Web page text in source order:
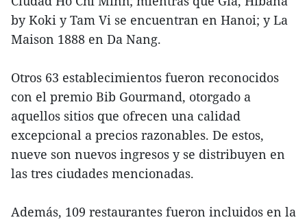
by Koki y Tam Vi se encuentran en Hanoi; y La
Maison 1888 en Da Nang.
Otros 63 establecimientos fueron reconocidos
con el premio Bib Gourmand, otorgado a
aquellos sitios que ofrecen una calidad
excepcional a precios razonables. De estos,
nueve son nuevos ingresos y se distribuyen en
las tres ciudades mencionadas.
Además, 109 restaurantes fueron incluidos en la